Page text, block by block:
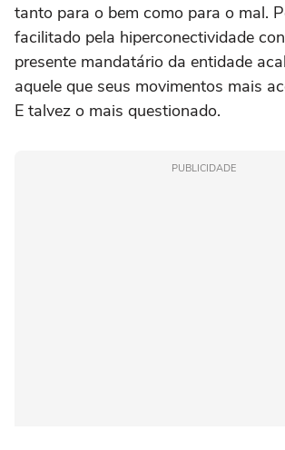
tanto para o bem como para o mal.
facilitado pela hiperconectividade
presente mandatário da entidade
aquele que seus movimentos mais
E talvez o mais questionado.
PUBLICIDADE